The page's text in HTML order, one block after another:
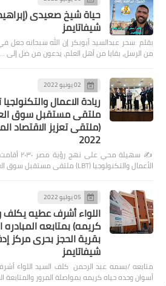
حياة شيخ صعيدى
شيفاتايمز
بقلم :سحر عبدالسيد أبوبكر إن الله سبحانه جعل
من الرسل، بقايا من أهل العلم، يدعون من ضل إلى …
02 يونيو 2022
ريادة الاعمال
ملتقى مستقبل سوق
(ملتقى تعزيز الاقتصاد
2022
✍️ سهيلة محي
الأعمال والتكنولوجيا (LBT) ملتقى مستقبل سوق العمل (ملت…
05 يوليو 2022
اللواء أشرف عطيه يكلف
كريمه) بمتابعه المبادره
بقرية الحجز بحرى مركز
شيفاتايمز
متابعه /بسمه عبد الرحمن كلف السيد اللواء
أسوان وحده حياه كريمه بمواصلة المرور والمتابعة